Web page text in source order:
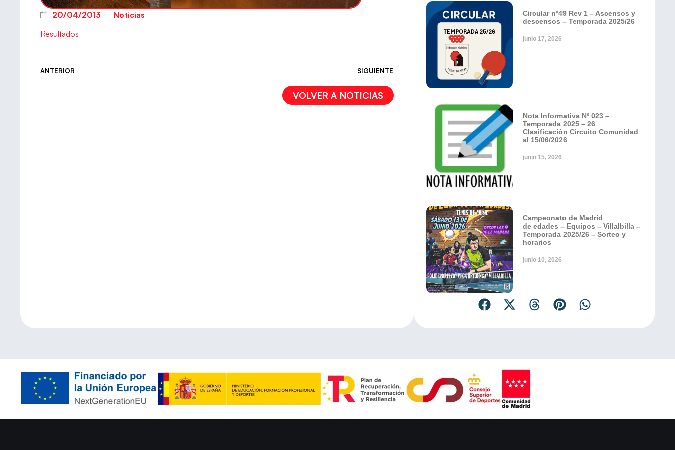
20/04/2013
Noticias
Resultados
ANTERIOR SIGUIENTE
VOLVER A NOTICIAS
Circular nº49 Rev 1 – Ascensos y
descensos – Temporada 2025/26
junio 17, 2026
Nota Informativa Nº 023 –
Temporada 2025 – 26
Clasificación Circuito Comunidad
al 15/06/2026
junio 15, 2026
Campeonato de Madrid
de edades – Equipos – Villalbilla –
Temporada 2025/26 – Sorteo y
horarios
junio 10, 2026